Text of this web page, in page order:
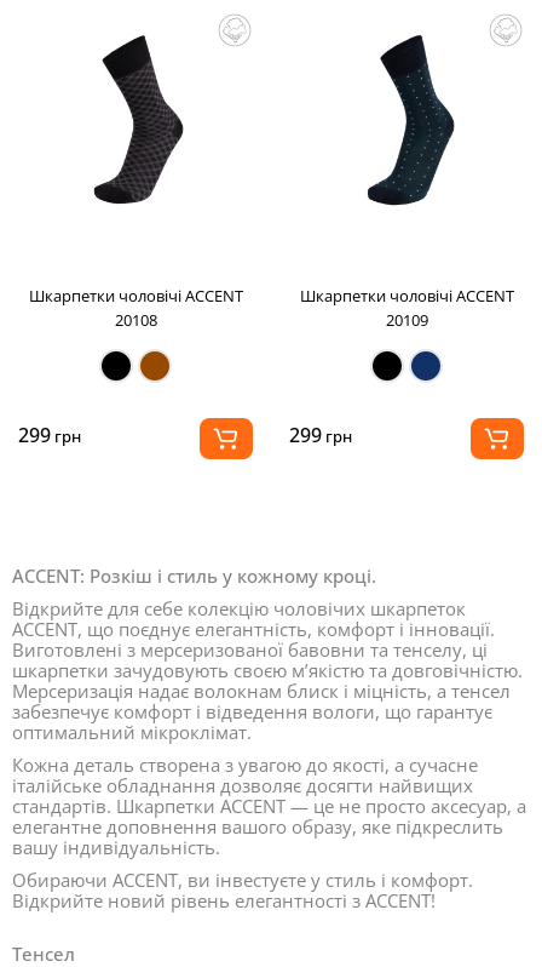
Шкарпетки чоловічі ACCENT
20108
299 грн
Шкарпетки чоловічі ACCENT
20109
299 грн
ACCENT: Розкіш і стиль у кожному кроці.
Відкрийте для себе колекцію чоловічих шкарпеток
ACCENT, що поєднує елегантність, комфорт і інновації.
Виготовлені з мерсеризованої бавовни та тенселу, ці
шкарпетки зачудовують своєю м’якістю та довговічністю.
Мерсеризація надає волокнам блиск і міцність, а тенсел
забезпечує комфорт і відведення вологи, що гарантує
оптимальний мікроклімат.
Кожна деталь створена з увагою до якості, а сучасне
італійське обладнання дозволяє досягти найвищих
стандартів. Шкарпетки ACCENT — це не просто аксесуар, а
елегантне доповнення вашого образу, яке підкреслить
вашу індивідуальність.
Обираючи ACCENT, ви інвестуєте у стиль і комфорт.
Відкрийте новий рівень елегантності з ACCENT!
Тенсел